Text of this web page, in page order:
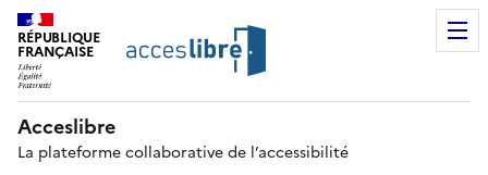
RÉPUBLIQUE
FRANÇAISE
Acceslibre
La plateforme collaborative de l’accessibilité